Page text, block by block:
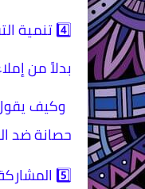
4️⃣ ​تنمية التفكير النقدي:
بدلاً من
وكيف
حصانة ضد
5️⃣ ​المشاركة والمسئولية